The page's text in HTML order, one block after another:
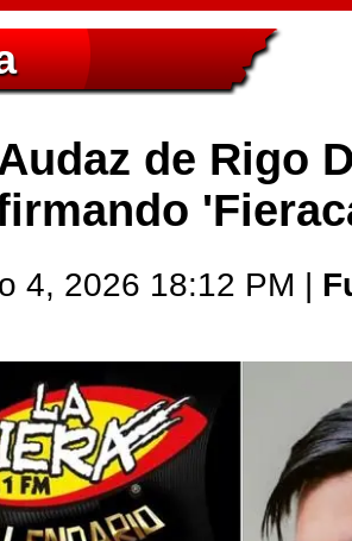
de Rigo
2026 18:12 PM |